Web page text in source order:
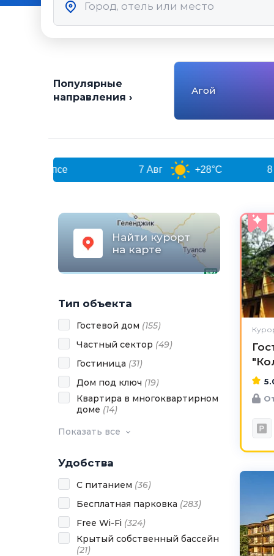
Популярные
направления ›
Агой
+28°C 8 Авг
Найти курорт
на карте
Тип объекта
Гостевой дом (155)
Частный сектор (49)
Гостиница (31)
Дом под ключ (19)
Квартира в многоквартирном
доме (14)
Показать все
Удобства
С питанием (36)
Бесплатная парковка (283)
Free Wi-Fi (324)
Крытый собственный бассейн
(21)